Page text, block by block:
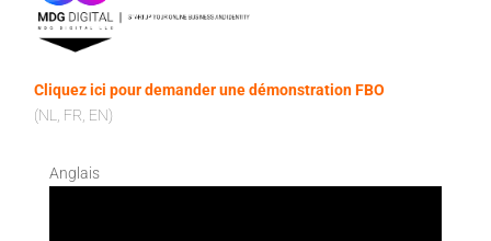
Cliquez ici pour demander une démonstration FBO
(NL, FR, EN)
Anglais